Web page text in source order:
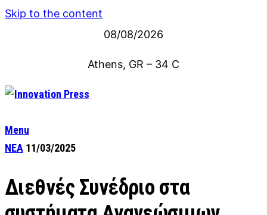
Skip to the content
08/08/2026
Athens, GR – 34 C
Menu
ΝΕΑ 11/03/2025
Διεθνές Συνέδριο στα